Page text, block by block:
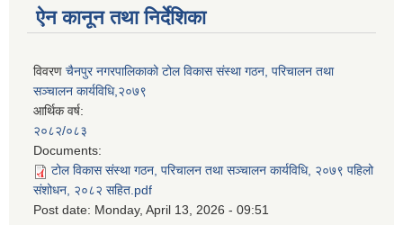
ऐन कानून तथा निर्देशिका
विवरण चैनपुर नगरपालिकाको टोल विकास संस्था गठन, परिचालन तथा
सञ्चालन कार्यविधि,२०७९
आर्थिक वर्ष:
२०८२/०८३
Documents:
टोल विकास संस्था गठन, परिचालन तथा सञ्चालन कार्यविधि, २०७९ पहिलो
संशोधन, २०८२ सहित.pdf
Post date: Monday, April 13, 2026 - 09:51